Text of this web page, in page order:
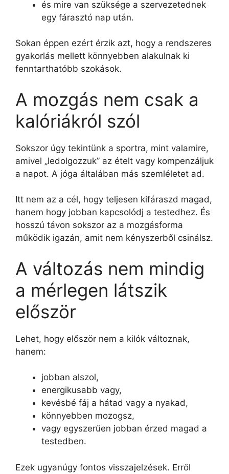
és mire van szüksége a szervezetednek
egy fárasztó nap után.
Sokan éppen ezért érzik azt, hogy a rendszeres
gyakorlás mellett könnyebben alakulnak ki
fenntarthatóbb szokások.
A mozgás nem csak a
kalóriákról szól
Sokszor úgy tekintünk a sportra, mint valamire,
amivel „ledolgozzuk” az ételt vagy kompenzáljuk
a napot. A jóga általában más szemléletet ad.
Itt nem az a cél, hogy teljesen kifáraszd magad,
hanem hogy jobban kapcsolódj a testedhez. És
hosszú távon sokszor az a mozgásforma
működik igazán, amit nem kényszerből csinálsz.
A változás nem mindig
a mérlegen látszik
először
Lehet, hogy először nem a kilók változnak,
hanem:
jobban alszol,
energikusabb vagy,
kevésbé fáj a hátad vagy a nyakad,
könnyebben mozogsz,
vagy egyszerűen jobban érzed magad a
testedben.
Ezek ugyanúgy fontos visszajelzések. Erről